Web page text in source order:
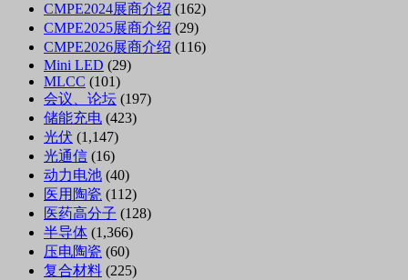
CMPE2024展商介绍 (162)
CMPE2025展商介绍 (29)
CMPE2026展商介绍 (116)
Mini LED (29)
MLCC (101)
会议、论坛 (197)
储能充电 (423)
光伏 (1,147)
光通信 (16)
动力电池 (40)
医用陶瓷 (112)
医药高分子 (128)
半导体 (1,366)
压电陶瓷 (60)
复合材料 (225)